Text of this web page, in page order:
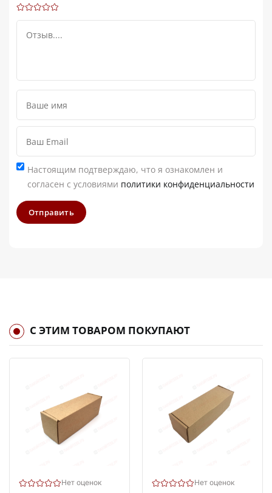
Настоящим подтверждаю, что я ознакомлен и
согласен с условиями политики конфиденциальности
Отправить
С ЭТИМ ТОВАРОМ ПОКУПАЮТ
Нет оценок Нет оценок